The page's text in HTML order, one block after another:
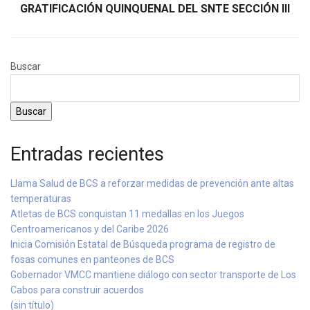
GRATIFICACIÓN QUINQUENAL DEL SNTE SECCIÓN III
Buscar
Buscar
Entradas recientes
Llama Salud de BCS a reforzar medidas de prevención ante altas
temperaturas
Atletas de BCS conquistan 11 medallas en los Juegos
Centroamericanos y del Caribe 2026
Inicia Comisión Estatal de Búsqueda programa de registro de
fosas comunes en panteones de BCS
Gobernador VMCC mantiene diálogo con sector transporte de Los
Cabos para construir acuerdos
(sin título)